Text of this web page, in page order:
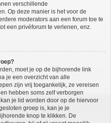
verschillende
Op deze manier is het voor de
moderators aan een forum toe te
een privéforum te verlenen, enz.
moet je op de bijhorende link
je een overzicht van alle
zijn vrij toegankelijk, ze vereisen
hebben soms zelf verborgen
je lid worden door op de hiervoor
groep is, kan je je
knop te klikken. De